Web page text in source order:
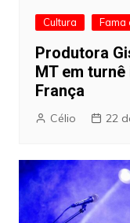
Cultura Fama
Produtora
MT em
França
Célio 22